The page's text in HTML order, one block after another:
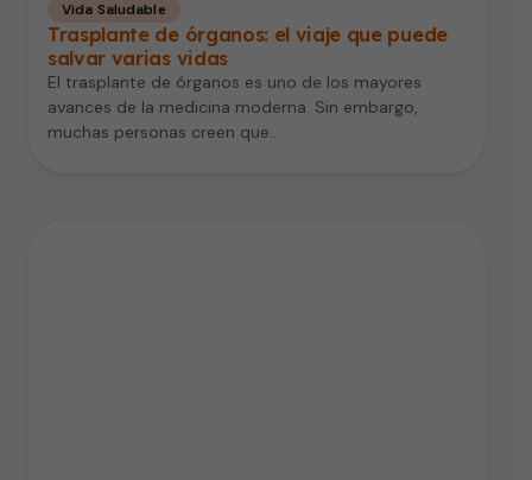
Vida Saludable
Trasplante de órganos: el viaje que puede
salvar varias vidas
El trasplante de órganos es uno de los mayores
avances de la medicina moderna. Sin embargo,
muchas personas creen que…